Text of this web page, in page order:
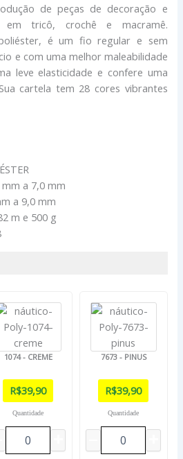
de peças de decoração e
em tricô, crochê e macramê.
é um fio regular e sem
e com uma melhor maleabilidade
leve elasticidade e confere uma
cartela tem 28 cores vibrantes
a 7,0 mm
a 9,0 mm
m e 500 g
1074 - CREME
R$39,90
Quantidade
7673 - PINUS
R$39,90
Quantidade